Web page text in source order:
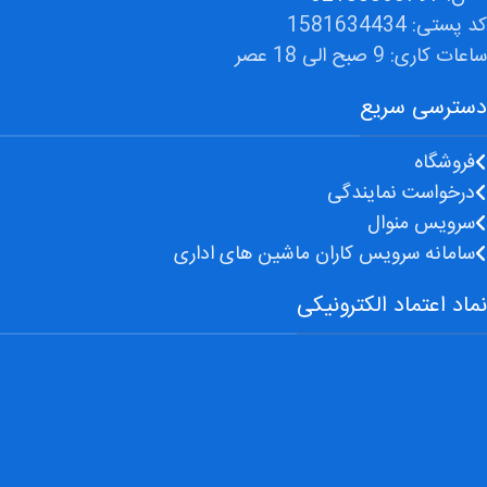
نماد اعتماد الکترونیکی
دسترسی سریع
فروشگاه
درخواست نمایندگی
سرویس منوال
سامانه سرویس کاران ماشین های اداری
کد پستی: 1581634434
ساعات کاری: 9 صبح الی 18 عصر